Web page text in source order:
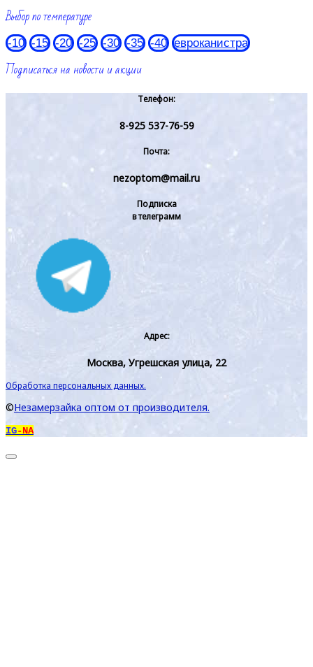
Выбор по температуре
-10 -15 -20 -25 -30 -35 -40 евроканистра
Подписаться на новости и акции
Телефон:
8-925 537-76-59
Почта:
nezoptom@mail.ru
Подписка
в телеграмм
Адрес:
Москва, Угрешская улица, 22
Обработка персональных данных.
©Незамерзайка оптом от производителя.
IG-NA